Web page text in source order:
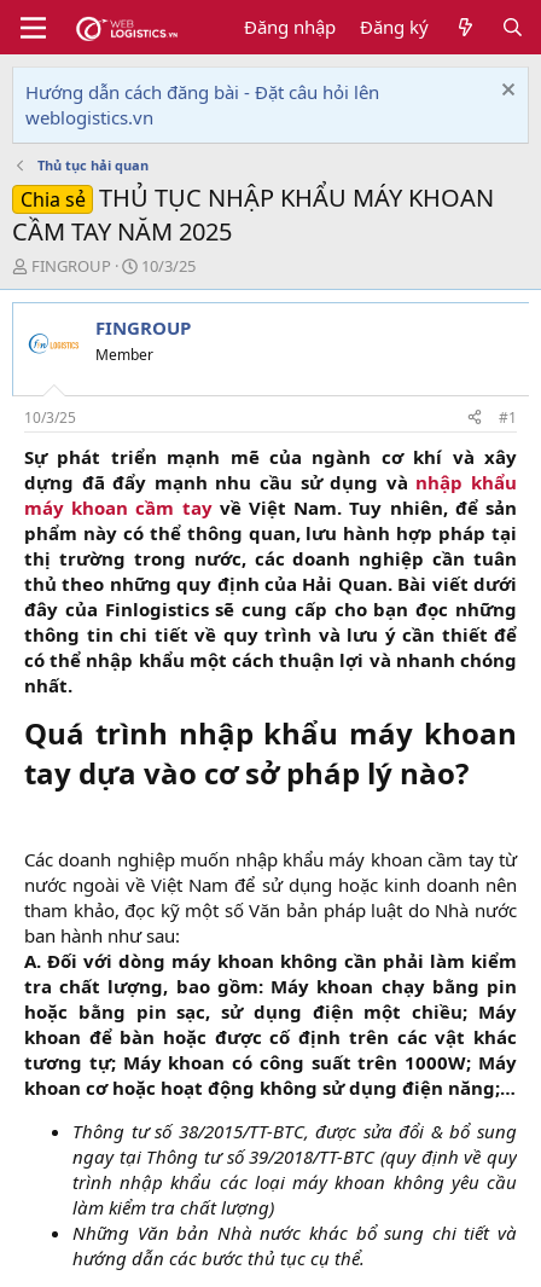
Đăng nhập Đăng ký
Hướng dẫn cách đăng bài - Đặt câu hỏi lên
weblogistics.vn
Thủ tục hải quan
Chia sẻ THỦ TỤC NHẬP KHẨU MÁY KHOAN
CẦM TAY NĂM 2025
T
h
r
e
a
s
t
a
r
t
e
r
FINGROUP
N
g
à
y
g
i
10/3/25
FINGROUP
Member
10/3/25 #1
Sự phát triển mạnh mẽ của ngành cơ khí và xây
dựng đã đẩy mạnh nhu cầu sử dụng và nhập khẩu
máy khoan cầm tayvề Việt Nam. Tuy nhiên, để sản
phẩm này có thể thông quan, lưu hành hợp pháp tại
thị trường trong nước, các doanh nghiệp cần tuân
thủ theo những quy định của Hải Quan. Bài viết dưới
đây của Finlogistics sẽ cung cấp cho bạn đọc những
thông tin chi tiết về quy trình và lưu ý cần thiết để
có thể nhập khẩu một cách thuận lợi và nhanh chóng
nhất.
Quá trình nhập khẩu máy khoan
tay dựa vào cơ sở pháp lý nào?​
Các doanh nghiệp muốn nhập khẩu máy khoan cầm tay từ
nước ngoài về Việt Nam để sử dụng hoặc kinh doanh nên
tham khảo, đọc kỹ một số Văn bản pháp luật do Nhà nước
ban hành như sau:
A. Đối với dòng máy khoan không cần phải làm kiểm
tra chất lượng, bao gồm: Máy khoan chạy bằng pin
hoặc bằng pin sạc, sử dụng điện một chiều; Máy
khoan để bàn hoặc được cố định trên các vật khác
tương tự; Máy khoan có công suất trên 1000W; Máy
khoan cơ hoặc hoạt động không sử dụng điện năng;…
Thông tư số 38/2015/TT-BTC, được sửa đổi & bổ sung
ngay tại Thông tư số 39/2018/TT-BTC (quy định về quy
trình nhập khẩu các loại máy khoan không yêu cầu
làm kiểm tra chất lượng)
Những Văn bản Nhà nước khác bổ sung chi tiết và
hướng dẫn các bước thủ tục cụ thể.